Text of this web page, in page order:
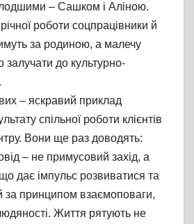
– Сашком і Аліною.
роботи соцпрацівники й
за родиною, а малечу
залучати до культурно-
– яскравий приклад
спільної роботи клієнтів
Вони ще раз доводять:
– не примусовий захід, а
дає імпульс розвиватися та
за принципом взаємоповаги,
Життя рятують не